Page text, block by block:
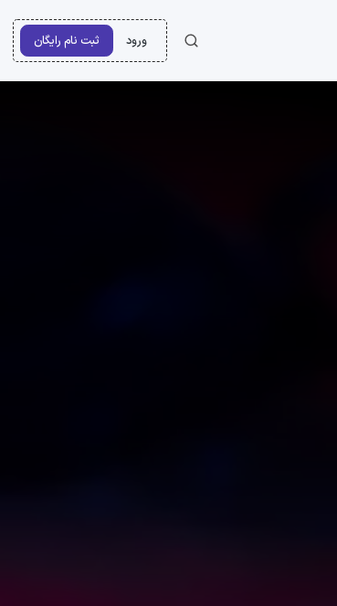
ورود ثبت نام رایگان